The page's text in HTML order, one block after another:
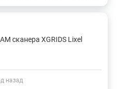
не устают, даже если
фиксируются надежно,
Шкала с делениями
даже в условиях плохого
нагрузки, не теряет
при частом
выбор для тех, кто
для работы.
сканера XGRIDS Lixel
назад